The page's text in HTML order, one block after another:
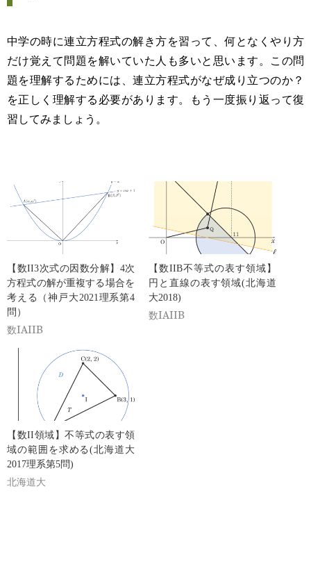
中学の時に連立方程式の解き方を習って、何となくやり方
だけ覚えて問題を解いていた人も多いと思います。この問
題を理解するためには、連立方程式がなぜ成り立つのか？
を正しく理解する必要があります。もう一度振り返って復
習してみましょう。
【数II3次式の因数分解】4次
方程式の解が重複する場合を
考える（神戸大2021理系第4
問）
数IAIIB
【数IIB不等式の表す領域】
円と直線の表す領域(北海道
大2018)
数IAIIB
【数II領域】不等式の表す領
域の範囲を求める(北海道大
2017理系第5問)
北海道大